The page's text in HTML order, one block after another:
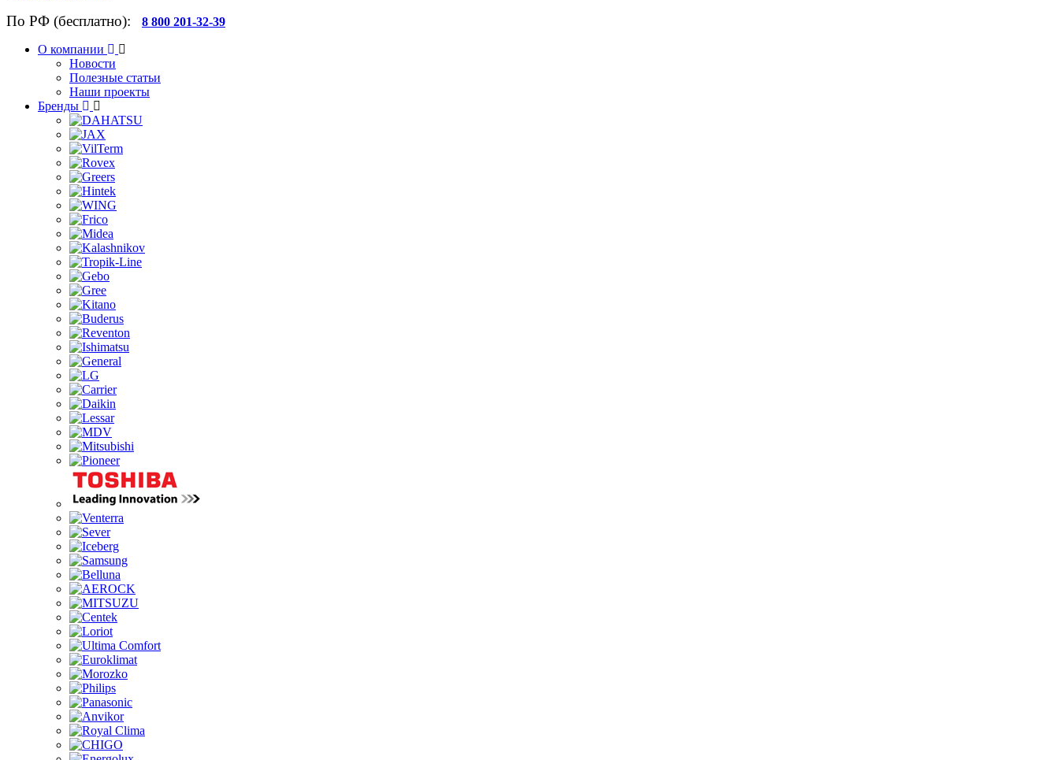
По РФ (бесплатно): 8 800 201-32-39
О компании
Новости
Полезные статьи
Наши проекты
Бренды